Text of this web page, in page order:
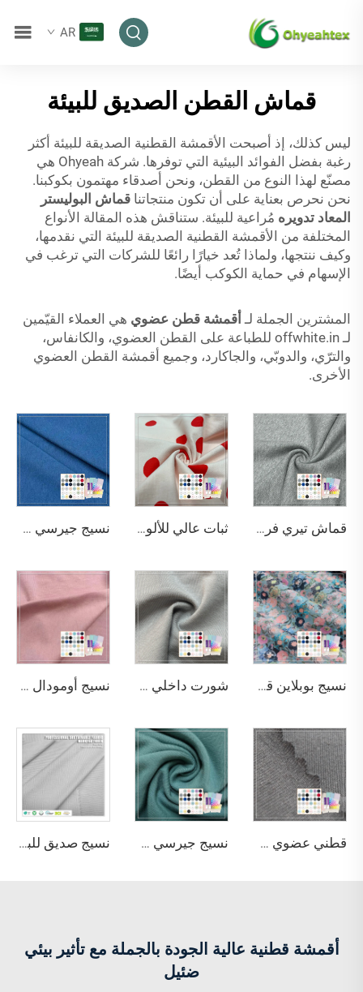
AR
قماش القطن الصديق للبيئة
ليس كذلك، إذ أصبحت الأقمشة القطنية الصديقة للبيئة أكثر
رغبة بفضل الفوائد البيئية التي توفرها. شركة Ohyeah هي
مصنّع لهذا النوع من القطن، ونحن أصدقاء مهتمون بكوكبنا.
نحن نحرص بعناية على أن تكون منتجاتنا قماش البوليستر
المعاد تدويره مُراعية للبيئة. ستناقش هذه المقالة الأنواع
المختلفة من الأقمشة القطنية الصديقة للبيئة التي نقدمها،
وكيف ننتجها، ولماذا تُعد خيارًا رائعًا للشركات التي ترغب في
الإسهام في حماية الكوكب أيضًا.
المشترين الجملة لـ أقمشة قطن عضوي هي العملاء القيّمين
لـ offwhite.in للطباعة على القطن العضوي، والكانفاس،
والترّي، والدوبّي، والجاكارد، وجميع أقمشة القطن العضوي
الأخرى.
قماش تيري فرنسي مريح وناعم بوزن 420 جرام في المتر المربع ومكون من 70% بامبو و30% قطن عضوي لصناعة السترات ذات الフود ثبات عالي للألوان 200 جم/م²، 95% قطن و5% سبانديكس نسيج جيرسي مطبوع مناسب لقمصان الأطفال نسيج جيرسي من البامبو العضوي مضاد للبكتيريا ويزيل الروائح الكريهة بشكل طبيعي، بوزن 290 غرام/م² يتكون من 63٪ بامبو و27٪ قطن عضوي و10٪ سباندكس، مناسب لملابس التدفئة الرياضية الفاخرة
نسيج بوبلاين قطني مطبوع عالي المتانة والقوة بوزن 70 جم/م²، من القطن الخالص 100%، مناسب لصنع القمصان. شورت داخلي مودال/قطن مطاطي خفيف الوزن سهل الارتداء وصديق للبيئة مقاوم للتجعد ومريح نسيج أومودال قطن سباندكس جيرسي Ohyeah الصديق للبيئة وناعط جدًا طراز OY-103 164 غرام/م² للملابس الداخلية
قطني عضوي مقاوم للرطوبة والتجعد والبكتيريا وقابل للتنفس ومطاطي وصديق للبيئة متوسط الوزن للملابس الرياضية نسيج جيرسي من البامبو العضوي القطني المطاطي بلون النعناع الأخضر 220 جم/م² مع خصائص مضادة للبكتيريا وصديقة للبيئة للاستخدام في الملابس والملابس الرياضية نسيج صديق للبيئة ومطاطي ومقاوم للماء والشحنات الساكنة ولا ين coagul عند الغسيل، مكون من 30% بوليستر كولمكس و70% قطن سوبيما، وزنه 170 جم/م²، للاستخدام في الفراش
أقمشة قطنية عالية الجودة بالجملة مع تأثير بيئي
ضئيل